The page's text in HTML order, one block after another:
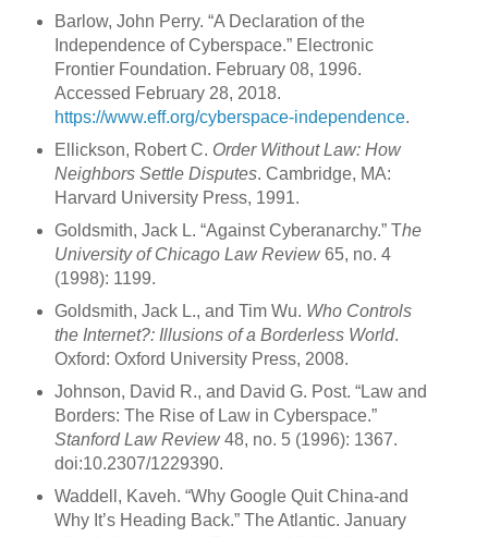
Barlow, John Perry. “A Declaration of the
Independence of Cyberspace.” Electronic
Frontier Foundation. February 08, 1996.
Accessed February 28, 2018.
https://www.eff.org/cyberspace-independence.
Ellickson, Robert C. Order Without Law: How
Neighbors Settle Disputes. Cambridge, MA:
Harvard University Press, 1991.
Goldsmith, Jack L. “Against Cyberanarchy.” The
University of Chicago Law Review65, no. 4
(1998): 1199.
Goldsmith, Jack L., and Tim Wu. Who Controls
the Internet?: Illusions of a Borderless World.
Oxford: Oxford University Press, 2008.
Johnson, David R., and David G. Post. “Law and
Borders: The Rise of Law in Cyberspace.”
Stanford Law Review48, no. 5 (1996): 1367.
doi:10.2307/1229390.
Waddell, Kaveh. “Why Google Quit China-and
Why It’s Heading Back.” The Atlantic. January